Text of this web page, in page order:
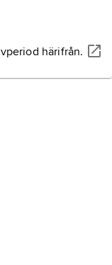
härifrån.